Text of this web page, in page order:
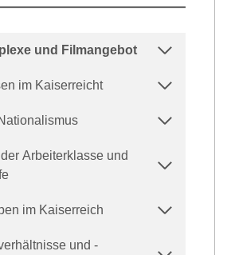
und Filmangebot
im Kaiserreicht
Arbeiterklasse und
im Kaiserreich
und -